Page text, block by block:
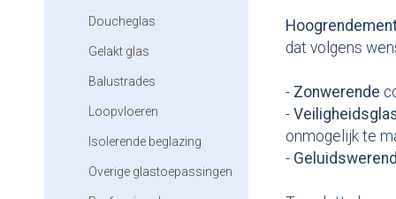
Doucheglas
Gelakt glas
Balustrades
Loopvloeren
Isolerende beglazing
Overige glastoepassingen
dat volgens
- Zonwerende
-
onmogelijk te
-